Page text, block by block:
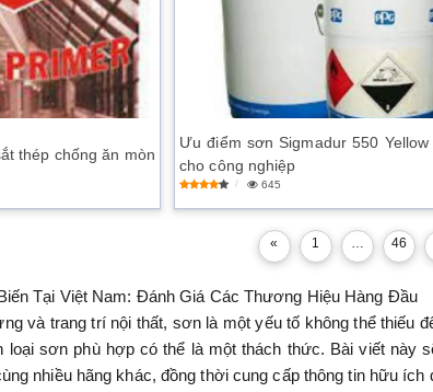
thép chống ăn mòn
Ưu điểm sơn Sigmadur 550 Yellow
cho công nghiệp
645
« 1 … 46
Tại Việt Nam: Đánh Giá Các Thương Hiệu Hàng Đầu
và trang trí nội thất, sơn là một yếu tố không thể
loại sơn phù hợp có thể là một thách thức. Bài viết này
nhiều hãng khác, đồng thời cung cấp thông tin hữu